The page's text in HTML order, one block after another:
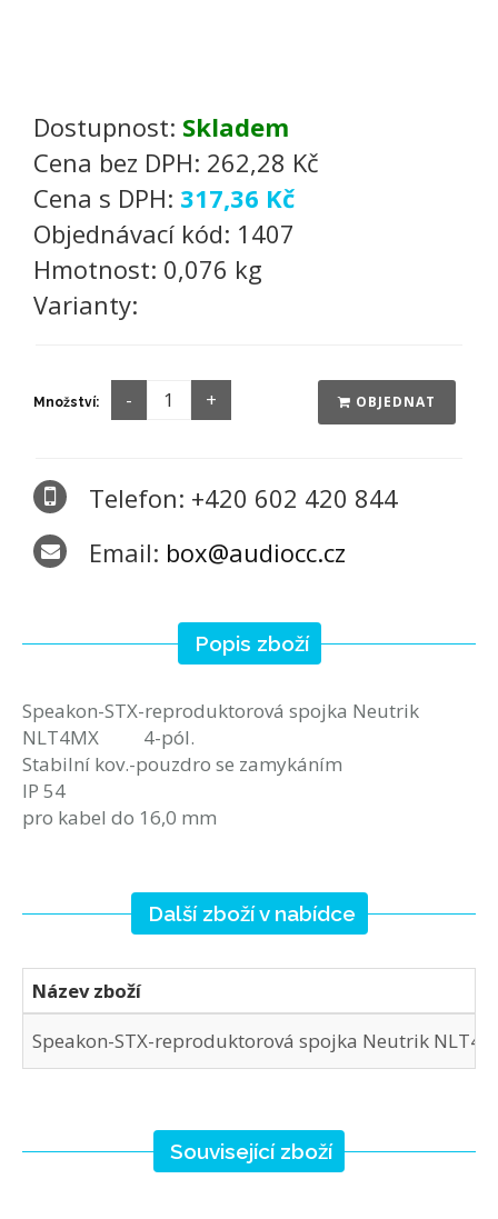
Dostupnost: Skladem
Cena bez DPH: 262,28 Kč
Cena s DPH: 317,36 Kč
Objednávací kód: 1407
Hmotnost: 0,076 kg
Varianty:
Množství: OBJEDNAT
Telefon: +420 602 420 844
Email: box@audiocc.cz
Popis zboží
Speakon-STX-reproduktorová spojka Neutrik
NLT4MX 4-pól.
Stabilní kov.-pouzdro se zamykáním
IP 54
pro kabel do 16,0 mm
Další zboží v nabídce
Název zboží
Speakon-STX-reproduktorová spojka Neutrik
Související zboží